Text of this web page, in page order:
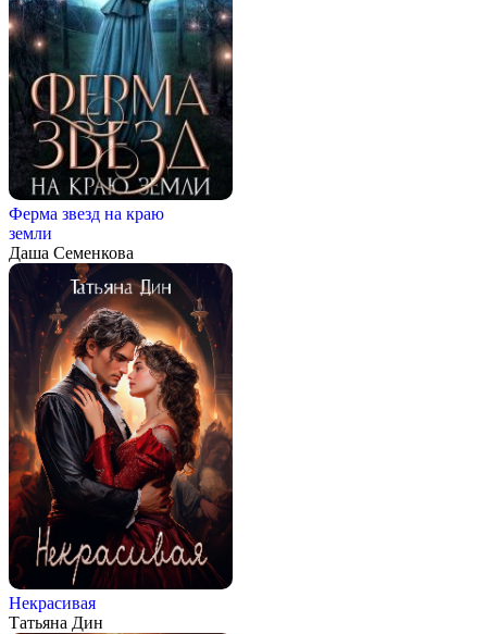
Ферма звезд на краю
земли
Даша Семенкова
Некрасивая
Татьяна Дин